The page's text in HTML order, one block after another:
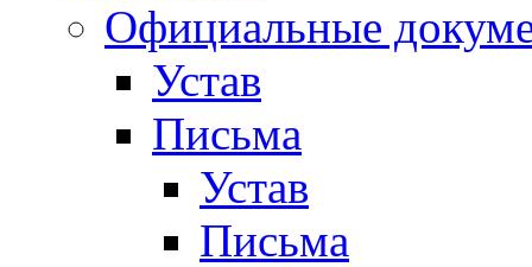
Официальные
Устав
Письма
Устав
Письма